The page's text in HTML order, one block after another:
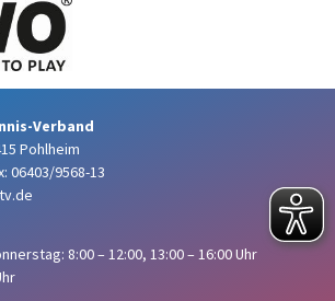
Verband
Pohlheim
06403/9568-13
8:00 – 12:00, 13:00 – 16:00 Uhr